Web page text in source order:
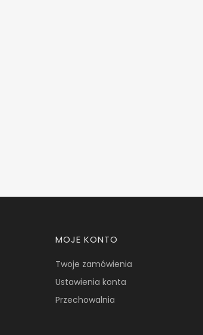
Linki w stopce
MOJE KONTO
Twoje zamówienia
Ustawienia konta
Przechowalnia